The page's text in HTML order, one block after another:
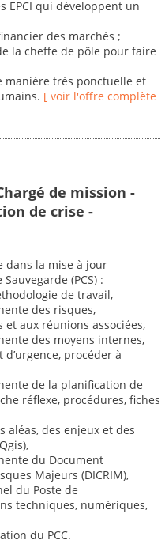
EPCI qui développent un
des marchés ;
la cheffe de pôle pour faire
manière très ponctuelle et
[ voir l'offre complète
de mission -
de crise -
dans la mise à jour
(PCS) :
de travail,
des risques,
et aux réunions associées,
des moyens internes,
procéder à
de la planification de
réflexe, procédures, fiches
aléas, des enjeux et des
du Document
Majeurs (DICRIM),
du Poste de
techniques, numériques,
du PCC.